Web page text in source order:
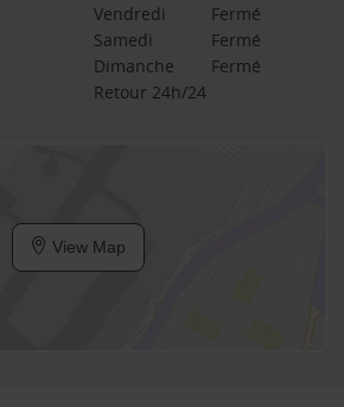
Vendredi
Fermé
Samedi
Fermé
Dimanche
Fermé
Retour 24h/24
View Map